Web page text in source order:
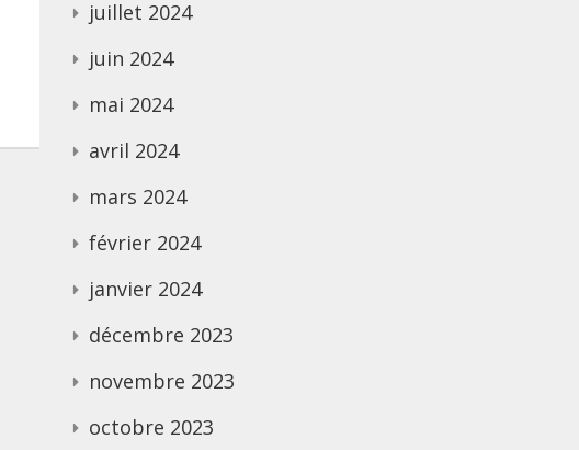
juillet 2024
juin 2024
mai 2024
avril 2024
mars 2024
février 2024
janvier 2024
décembre 2023
novembre 2023
octobre 2023